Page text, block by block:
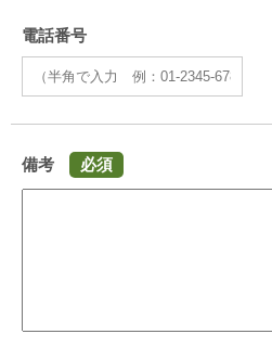
電話番号
備考 必須